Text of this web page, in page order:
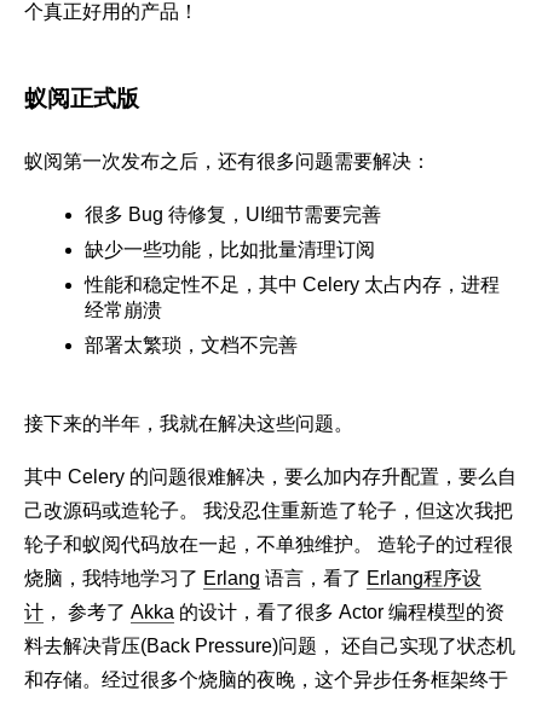
个真正好用的产品！
蚁阅正式版
蚁阅第一次发布之后，还有很多问题需要解决：
很多 Bug 待修复，UI细节需要完善
缺少一些功能，比如批量清理订阅
性能和稳定性不足，其中 Celery 太占内存，进程
经常崩溃
部署太繁琐，文档不完善
接下来的半年，我就在解决这些问题。
其中 Celery 的问题很难解决，要么加内存升配置，要么自
己改源码或造轮子。 我没忍住重新造了轮子，但这次我把
轮子和蚁阅代码放在一起，不单独维护。 造轮子的过程很
烧脑，我特地学习了 Erlang 语言，看了 Erlang程序设
计 ， 参考了 Akka 的设计，看了很多 Actor 编程模型的资
料去解决背压(Back Pressure)问题， 还自己实现了状态机
和存储。经过很多个烧脑的夜晚，这个异步任务框架终于